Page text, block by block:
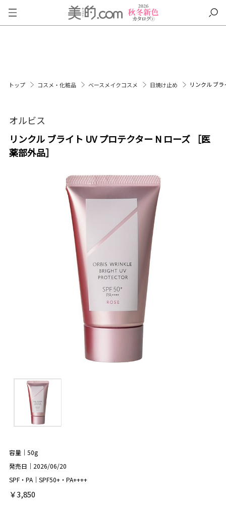
トップ コスメ・化粧品 ベースメイクコスメ 日焼け止め リンクル ブ
オルビス
リンクル ブライト UV プロテクター N ローズ ［医
薬部外品］
容量｜50g
発売日｜2026/06/20
SPF・PA｜SPF50+・PA++++
￥3,850